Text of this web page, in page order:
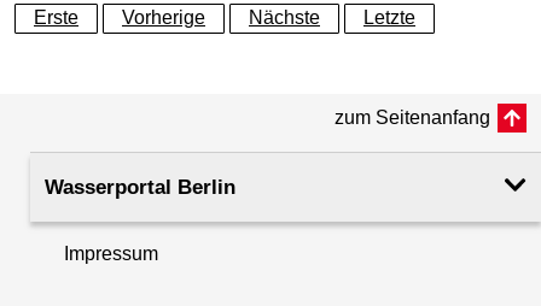
Erste
Vorherige Nächste Letzte
zum Seitenanfang
Wasserportal Berlin
Impressum